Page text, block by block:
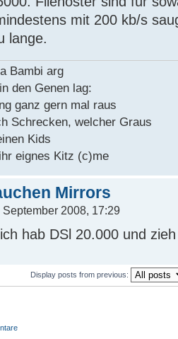
mit 200 kb/s
lange.
Bambi arg
den Genen lag:
ganz gern mal raus
Schrecken, welcher Graus
Kids
eignes Kitz (c)me
Mirrors
September 2008, 17:29
hab DSl 20.000 und
Display posts from previous: